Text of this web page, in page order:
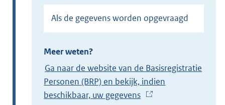
Als de gegevens worden opgevraagd
Meer weten?
Ga naar de website van de Basisregistratie
Personen (BRP) en bekijk, indien
beschikbaar, uw gegevens